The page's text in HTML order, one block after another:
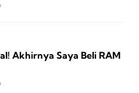
Akhirnya Saya Beli RAM